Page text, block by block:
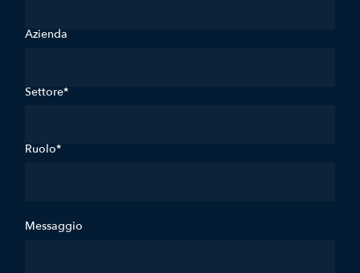
Azienda
Settore*
Ruolo*
Messaggio